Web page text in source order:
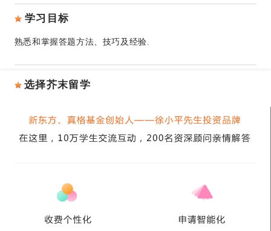
学习目标
熟悉和掌握答题方法、技巧及经验.
选择芥末留学